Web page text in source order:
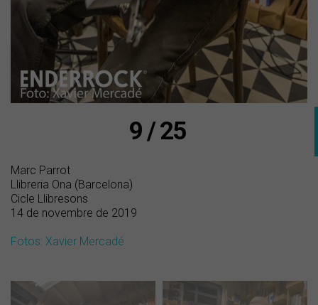
9 / 25
Marc Parrot
Llibreria Ona (Barcelona)
Cicle Llibresons
14 de novembre de 2019
Fotos: Xavier Mercadé